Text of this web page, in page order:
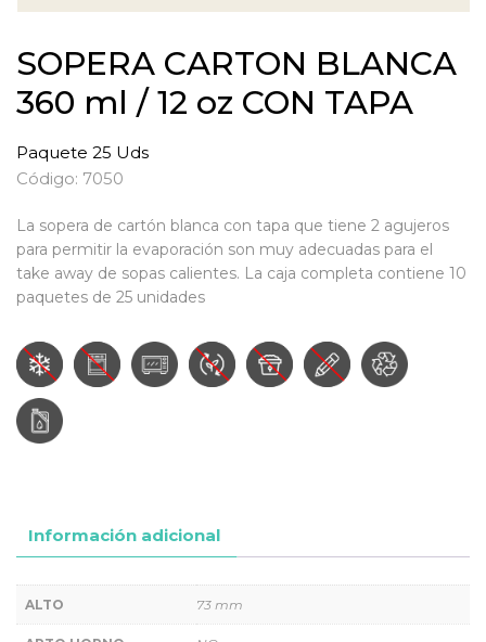
SOPERA CARTON BLANCA
360 ml / 12 oz CON TAPA
Paquete 25 Uds
Código: 7050
La sopera de cartón blanca con tapa que tiene 2 agujeros
para permitir la evaporación son muy adecuadas para el
take away de sopas calientes. La caja completa contiene 10
paquetes de 25 unidades
Información adicional
ALTO 73 mm